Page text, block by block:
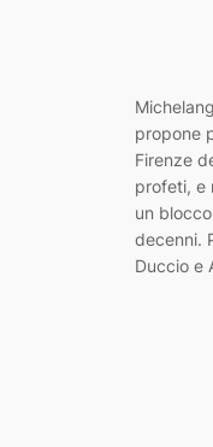
propone
Firenze
profeti, e
un
decenni.
Duccio e